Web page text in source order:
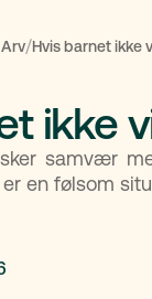
/Hvis barnet ikke
ikke
samvær
en følsom
ESC